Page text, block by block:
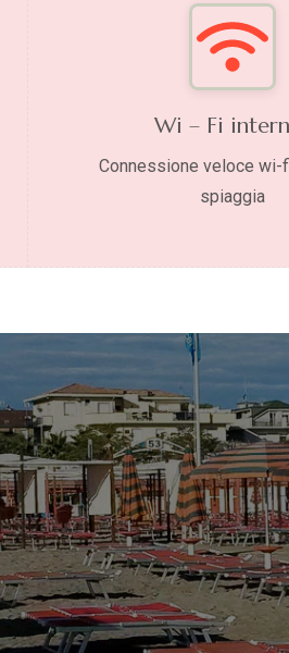
Wi – Fi
Connessione veloce wi-
spiaggia